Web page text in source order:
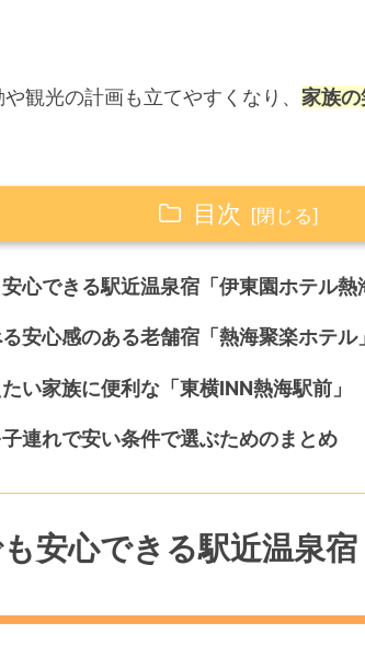
観光の計画も立てやすくなり、 家族
目次
心できる駅近温泉宿「伊東園ホテル熱
安心感のある老舗宿「熱海聚楽ホテル」
い家族に便利な「東横INN熱海駅前」
連れで安い条件で選ぶためのまとめ
安心できる駅近温泉